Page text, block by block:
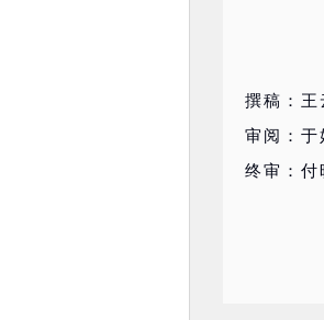
撰稿：
审阅：
终审：付